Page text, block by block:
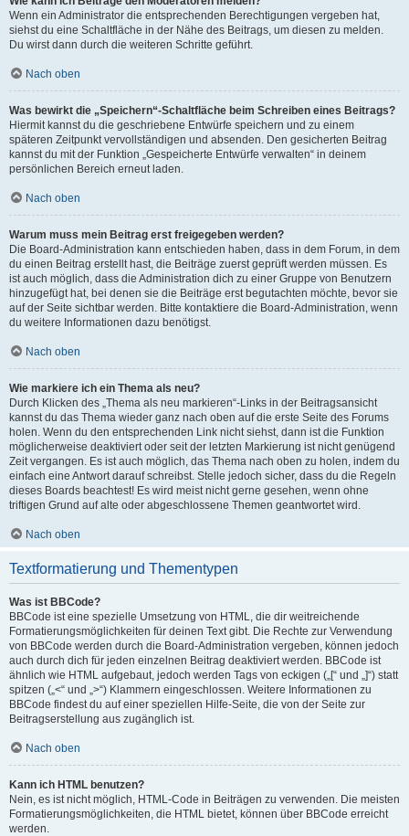
Wenn ein Administrator die entsprechenden Berechtigungen vergeben hat,
siehst du eine Schaltfläche in der Nähe des Beitrags, um diesen zu melden.
Du wirst dann durch die weiteren Schritte geführt.
Nach oben
Was bewirkt die „Speichern“-Schaltfläche beim Schreiben eines Beitrags?
Hiermit kannst du die geschriebene Entwürfe speichern und zu einem
späteren Zeitpunkt vervollständigen und absenden. Den gesicherten Beitrag
kannst du mit der Funktion „Gespeicherte Entwürfe verwalten“ in deinem
persönlichen Bereich erneut laden.
Nach oben
Warum muss mein Beitrag erst freigegeben werden?
Die Board-Administration kann entschieden haben, dass in dem Forum, in dem
du einen Beitrag erstellt hast, die Beiträge zuerst geprüft werden müssen. Es
ist auch möglich, dass die Administration dich zu einer Gruppe von Benutzern
hinzugefügt hat, bei denen sie die Beiträge erst begutachten möchte, bevor sie
auf der Seite sichtbar werden. Bitte kontaktiere die Board-Administration, wenn
du weitere Informationen dazu benötigst.
Nach oben
Wie markiere ich ein Thema als neu?
Durch Klicken des „Thema als neu markieren“-Links in der Beitragsansicht
kannst du das Thema wieder ganz nach oben auf die erste Seite des Forums
holen. Wenn du den entsprechenden Link nicht siehst, dann ist die Funktion
möglicherweise deaktiviert oder seit der letzten Markierung ist nicht genügend
Zeit vergangen. Es ist auch möglich, das Thema nach oben zu holen, indem du
einfach eine Antwort darauf schreibst. Stelle jedoch sicher, dass du die Regeln
dieses Boards beachtest! Es wird meist nicht gerne gesehen, wenn ohne
triftigen Grund auf alte oder abgeschlossene Themen geantwortet wird.
Nach oben
Textformatierung und Thementypen
Was ist BBCode?
BBCode ist eine spezielle Umsetzung von HTML, die dir weitreichende
Formatierungsmöglichkeiten für deinen Text gibt. Die Rechte zur Verwendung
von BBCode werden durch die Board-Administration vergeben, können jedoch
auch durch dich für jeden einzelnen Beitrag deaktiviert werden. BBCode ist
ähnlich wie HTML aufgebaut, jedoch werden Tags von eckigen („[“ und „]“) statt
spitzen („<“ und „>“) Klammern eingeschlossen. Weitere Informationen zu
BBCode findest du auf einer speziellen Hilfe-Seite, die von der Seite zur
Beitragserstellung aus zugänglich ist.
Nach oben
Kann ich HTML benutzen?
Nein, es ist nicht möglich, HTML-Code in Beiträgen zu verwenden. Die meisten
Formatierungsmöglichkeiten, die HTML bietet, können über BBCode erreicht
werden.